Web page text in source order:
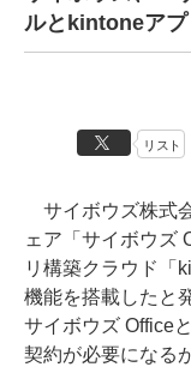
ルとkintoneアプ
リスト
サイボウズ株式
ェア「サイボウズ
リ構築クラウド「
機能を搭載したと
サイボウズ Office
契約が必要になる